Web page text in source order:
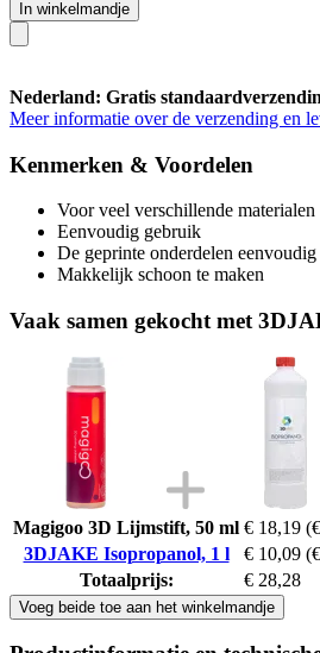
In winkelmandje
Nederland: Gratis
Meer informatie over de verzending en
Kenmerken & Voordelen
Voor veel verschillende materialen
Eenvoudig gebruik
De geprinte onderdelen
Makkelijk schoon te maken
Vaak samen gekocht met
Magigoo 3D Lijmstift, 50 ml € 18,19
3DJAKE Isopropanol, 1 l
€ 10,09
Totaalprijs:
€ 28,28
Voeg beide toe aan het winkelmandje